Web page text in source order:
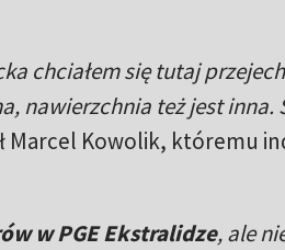
chciałem się tutaj
nawierzchnia też jest inna.
Marcel Kowolik, któremu
w PGE Ekstralidze, ale